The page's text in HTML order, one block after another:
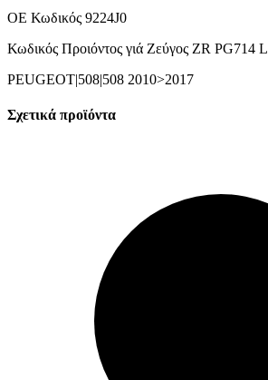
ΟΕ Κωδικός 9224J0
Κωδικός Προιόντος γιά Ζεύγος ZR PG714 L
PEUGEOT|508|508 2010>2017
Σχετικά προϊόντα